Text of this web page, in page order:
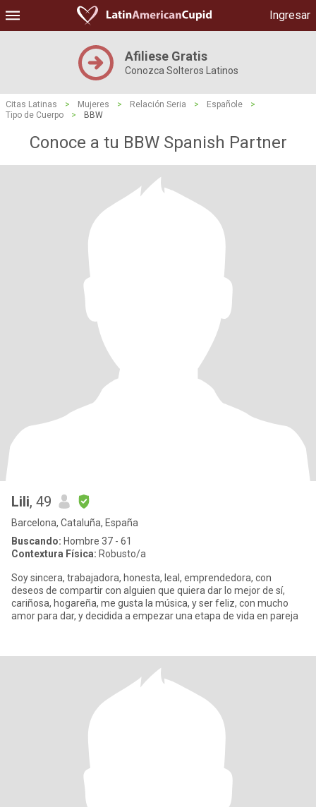
Ingresar
Afiliese Gratis
Conozca Solteros Latinos
Citas Latinas > Mujeres > Relación Seria > Españole
>
Tipo de Cuerpo
> BBW
Conoce a tu BBW Spanish Partner
Lili, 49
Barcelona, Cataluña, España
Buscando: Hombre 37 - 61
Contextura Física: Robusto/a
Soy sincera, trabajadora, honesta, leal, emprendedora, con
deseos de compartir con alguien que quiera dar lo mejor de sí,
cariñosa, hogareña, me gusta la música, y ser feliz, con mucho
amor para dar, y decidida a empezar una etapa de vida en pareja